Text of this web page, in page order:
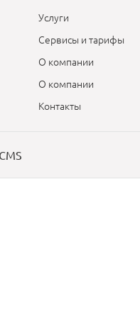
Услуги
Сервисы и тарифы
О компании
О компании
Контакты